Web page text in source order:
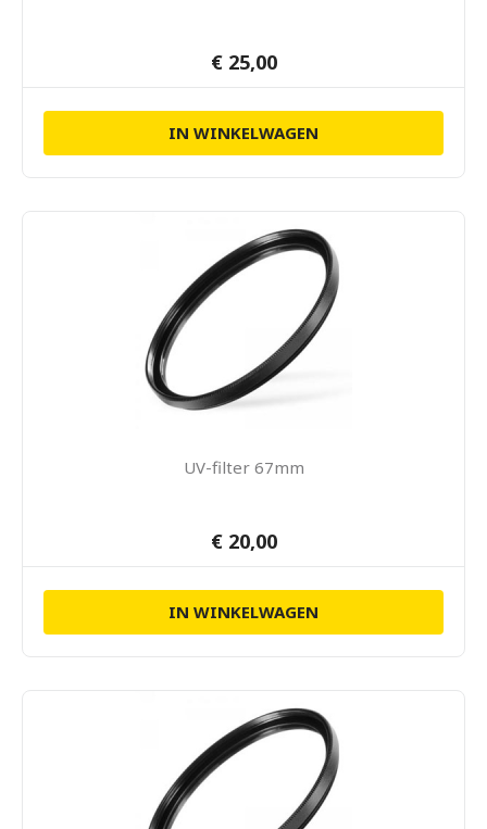
€ 25,00
IN WINKELWAGEN
UV-filter 67mm
€ 20,00
IN WINKELWAGEN